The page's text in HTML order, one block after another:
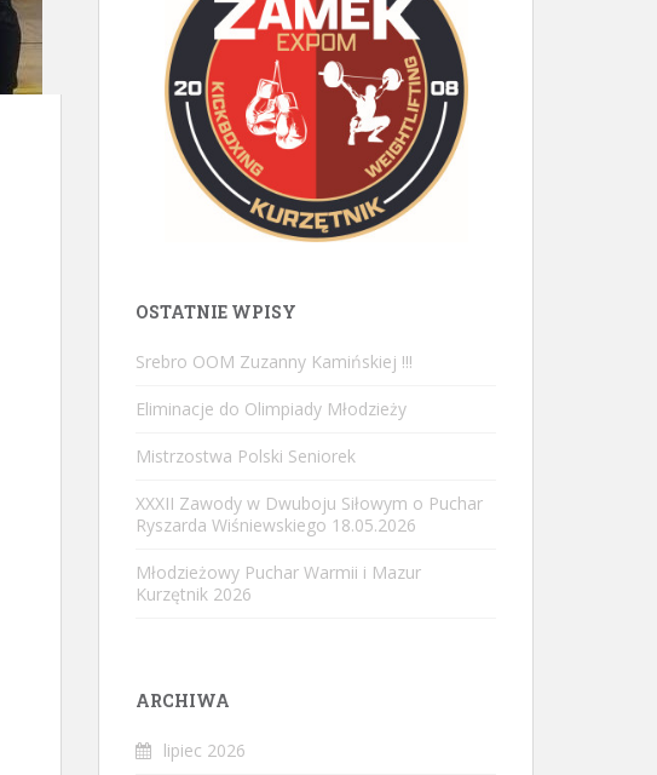
OSTATNIE WPISY
Srebro OOM Zuzanny Kamińskiej !!!
Eliminacje do Olimpiady Młodzieży
Mistrzostwa Polski Seniorek
XXXII Zawody w Dwuboju Siłowym o Puchar
Ryszarda Wiśniewskiego 18.05.2026
Młodzieżowy Puchar Warmii i Mazur
Kurzętnik 2026
ARCHIWA
lipiec 2026